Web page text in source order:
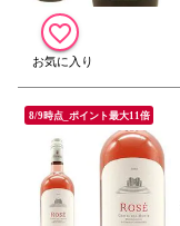
8/9時点_ポイント最大11倍